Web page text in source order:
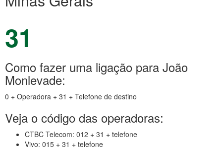
31
Como fazer uma ligação para João
Monlevade:
0 + Operadora + 31 + Telefone de destino
Veja o código das operadoras:
CTBC Telecom: 012 + 31 + telefone
Vivo: 015 + 31 + telefone